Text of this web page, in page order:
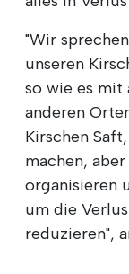
"Wir
unseren
so wie es mit
anderen
Kirschen
machen,
organisieren
um die
reduzieren",